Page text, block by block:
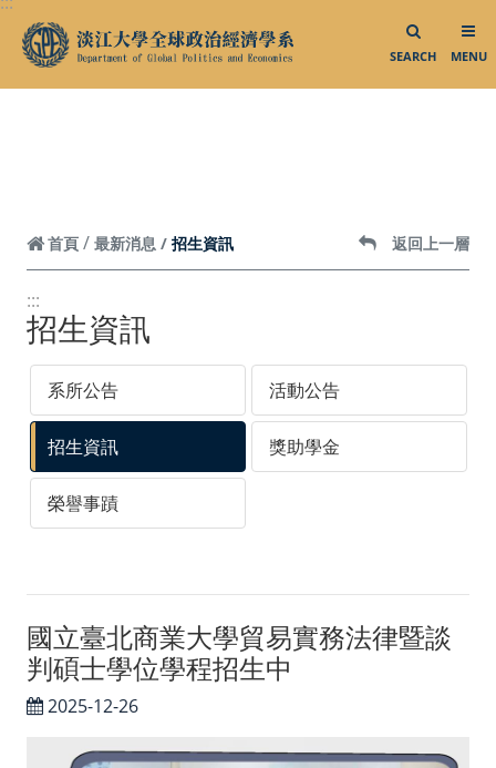
跳到頁面主要內容區
SEARCH MENU
大三出國明信片
業師演講
影音專區
中華民國外交部
中華民國僑務委員會
中華民國對外貿易發展協會
外貿協會發展中心
台灣政治學會
聯絡我們／媒體社群
聯絡我們
Facebook
Instagram
首頁 最新消息 招生資訊 返回上一層
:::
招生資訊
系所公告 活動公告
招生資訊 獎助學金
榮譽事蹟
國立臺北商業大學貿易實務法律暨談
判碩士學位學程招生中
2025-12-26